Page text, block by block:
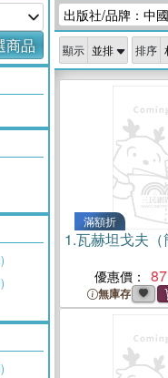
商品
出版社/品牌：中
顯示 排序
滿額折
1.瓦赫坦戈夫（
優惠價： 87
無庫存